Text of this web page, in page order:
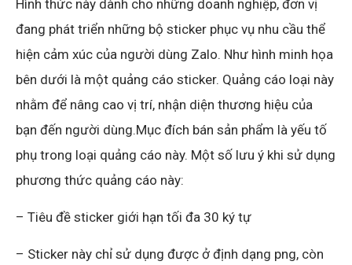
Hình thức này dành cho những doanh nghiệp, đơn vị
đang phát triển những bộ sticker phục vụ nhu cầu thể
hiện cảm xúc của người dùng Zalo. Như hình minh họa
bên dưới là một quảng cáo sticker. Quảng cáo loại này
nhằm để nâng cao vị trí, nhận diện thương hiệu của
bạn đến người dùng.Mục đích bán sản phẩm là yếu tố
phụ trong loại quảng cáo này. Một số lưu ý khi sử dụng
phương thức quảng cáo này:
– Tiêu đề sticker giới hạn tối đa 30 ký tự
– Sticker này chỉ sử dụng được ở định dạng png, còn